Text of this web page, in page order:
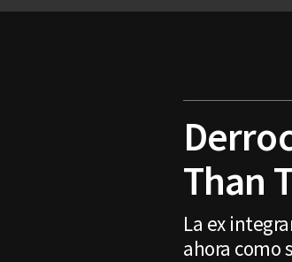
Than
La ex
ahora como